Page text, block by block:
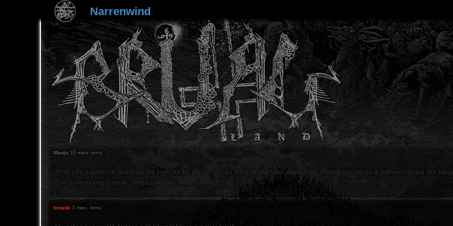
Narrenwind
Manjo 10 mies. temu
Mnie tam zajebiście podobają się liryki na tej płycie, już po kilku odsłuchach większość można poszeptać z pamięci, gitara tez
Evil palm muting stosuje. Mega ciekawie.
brzask 3 mies. temu